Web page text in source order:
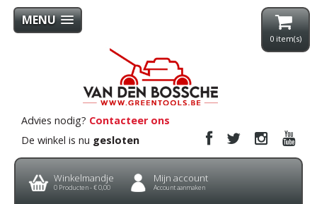
MENU
0 item(s)
Advies nodig? Contacteer ons
De winkel is nu gesloten
Winkelmandje
0 Producten -€ 0,00
Mijn account
Account aanmaken